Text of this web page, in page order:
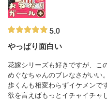
5.0
やっぱり面白い
花嫁シリーズも好きですが、こ
めぐなちゃんのブレなさがいい。
歩くんも相変わらずイケメンで
欲を言えばもっとイチャイチャ